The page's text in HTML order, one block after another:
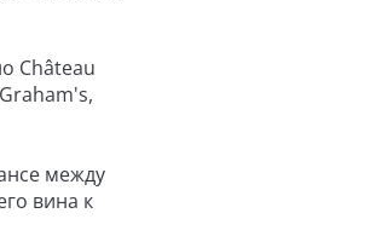
Château
между
вина к